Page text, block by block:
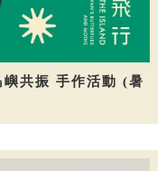
嶼共振 手作活動 (暑